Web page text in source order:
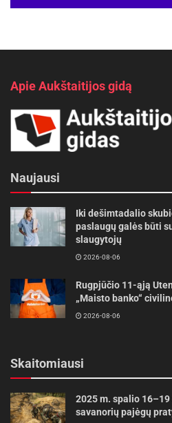
Apie Aukštaitijos gidą
Naujausi
Iki dešimtadalio
paslaugų galės būti
slaugytojų
2026-08-06
Rugpjūčio 11-ąją
„Maisto banko“
2026-08-06
Skaitomiausi
2025 m. spalio
savanorių pajėgų